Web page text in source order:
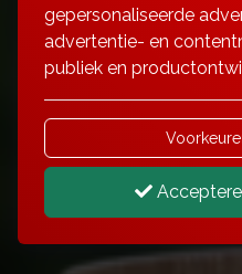
gepersonaliseerde
advertentie- en
publiek en